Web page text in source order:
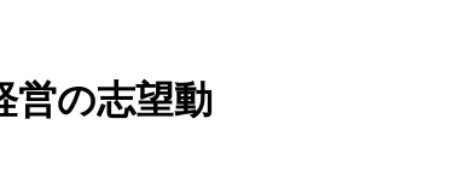
営の志望動